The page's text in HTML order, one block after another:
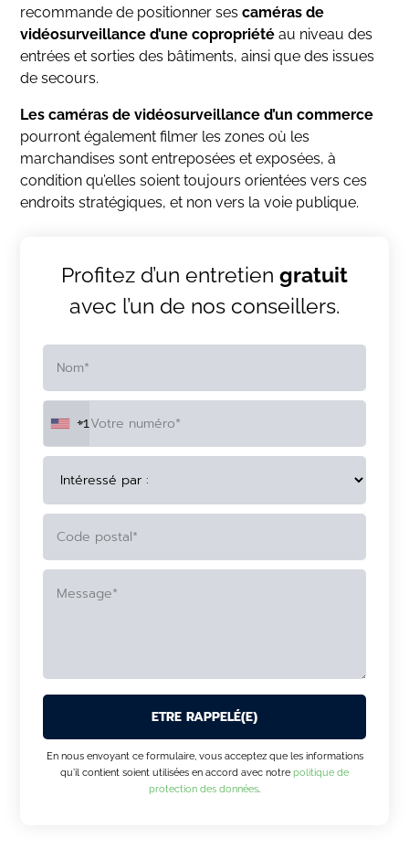
recommande de positionner sescaméras de
vidéosurveillance d’une copropriété au niveau des
entrées et sorties des bâtiments, ainsi que des issues
de secours.
Les caméras de vidéosurveillance d’un commerce
pourront également filmer les zones où les
marchandises sont entreposées et exposées, à
condition qu’elles soient toujours orientées vers ces
endroits stratégiques, et non vers la voie publique.
Profitez d’un entretien gratuit
avec l’un de nos conseillers.
+1
En nous envoyant ce formulaire, vous acceptez que les informations
qu'il contient soient utilisées en accord avec notre politique de
protection des données